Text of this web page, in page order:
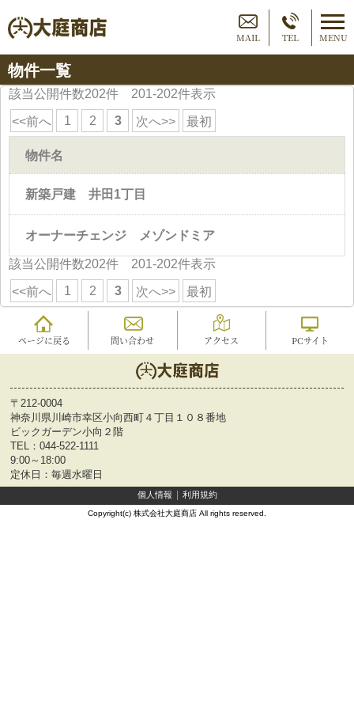
MAIL TEL MENU
物件一覧
該当公開件数202件 201-202件表示
<<前へ 1 2 3 次へ>> 最初
物件名
新築戸建 井田1丁目
オーナーチェンジ メゾンドミア
該当公開件数202件 201-202件表示
<<前へ 1 2 3 次へ>> 最初
ページに戻る 問い合わせ アクセス PCサイト
〒212-0004
神奈川県川崎市幸区小向西町４丁目１０８番地
ビックガーデン小向２階
TEL： 044-522-1111
9:00～18:00
定休日：毎週水曜日
個人情報 利用規約
Copyright(c) 株式会社大庭商店 All rights reserved.